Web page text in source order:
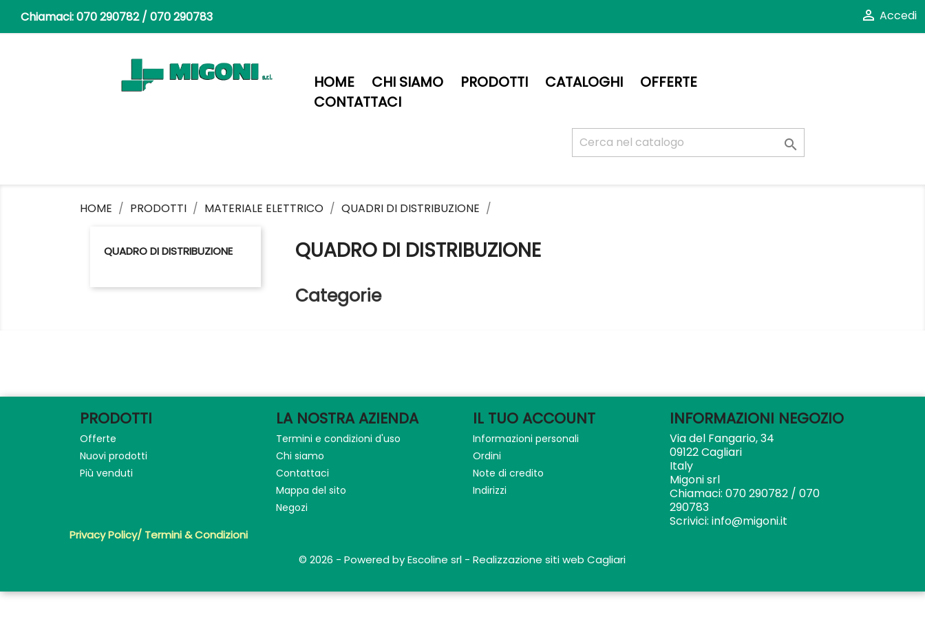
Chiamaci:070 290782 / 070 290783  Accedi
HOME CHI SIAMO PRODOTTI CATALOGHI
OFFERTE
CONTATTACI

HOME PRODOTTI MATERIALE ELETTRICO QUADRI DI DISTRIBUZIONE
QUADRO DI DISTRIBUZIONE QUADRO DI DISTRIBUZIONE
Categorie
PRODOTTI
Offerte
Nuovi prodotti
Più venduti
LA NOSTRA AZIENDA
Termini e condizioni d'uso
Chi siamo
Contattaci
Mappa del sito
Negozi
IL TUO ACCOUNT
Informazioni personali
Ordini
Note di credito
Indirizzi
INFORMAZIONI NEGOZIO
Via del Fangario, 34
09122 Cagliari
Italy
Migoni srl
Chiamaci: 070 290782 / 070
290783
Scrivici: info@migoni.it
Privacy Policy/ Termini & Condizioni
© 2026 - Powered by Escoline srl - Realizzazione siti web Cagliari